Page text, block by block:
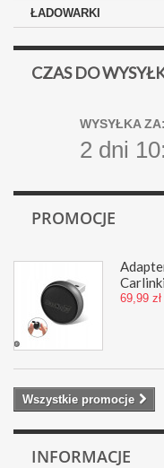
ŁADOWARKI
CZAS DO
WYSYŁKA ZA:
2 dni
PROMOCJE
69,99 zł
Wszystkie promocje
INFORMACJE